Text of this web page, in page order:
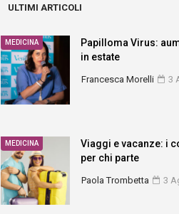
ULTIMI ARTICOLI
MEDICINA
Papilloma Virus:
in estate
Francesca Morelli 3
MEDICINA
Viaggi e vacanze: i
per chi parte
Paola Trombetta 3